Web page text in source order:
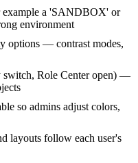
example a 'SANDBOX' or
environment
options — contrast modes,
switch, Role Center open) —
so admins adjust colors,
layouts follow each user's